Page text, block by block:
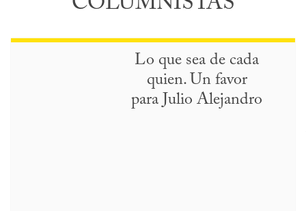
Lo que sea de cada
quien. Un favor
para Julio Alejandro